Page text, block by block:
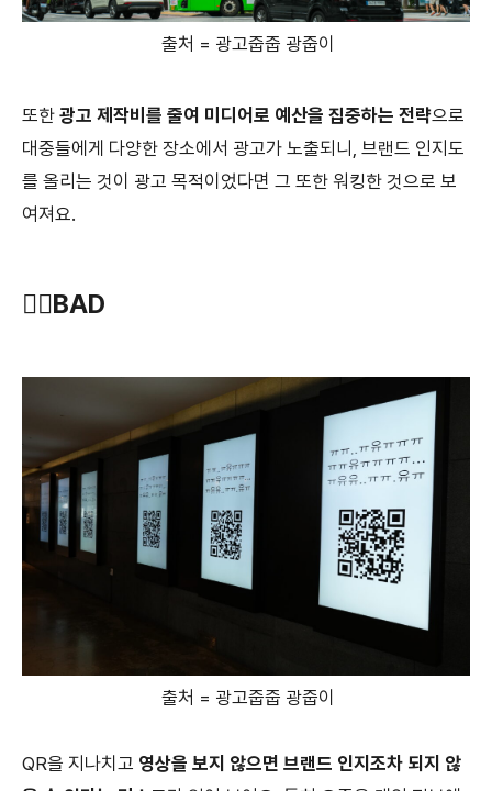
출처 = 광고줍줍 광줍이
또한 광고 제작비를 줄여 미디어 로 예산을 집중하는 전략으로
대중들에게 다양한 장소에서 광고가 노출되니, 브랜드 인지도
를 올리는 것이 광고 목적이었다면 그 또한 워킹한 것으로 보
여져요.
👎🏻BAD
출처 = 광고줍줍 광줍이
QR을 지나치고 영상을 보지 않으면 브랜드 인지조차 되지 않